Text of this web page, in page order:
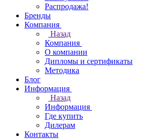
Распродажа!
Бренды
Компания
Назад
Компания
О компании
Дипломы и сертификаты
Методика
Блог
Информация
Назад
Информация
Где купить
Дилерам
Контакты